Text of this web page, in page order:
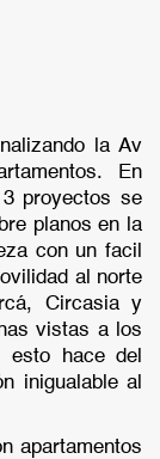
la Av
En
proyectos se
planos en la
con un facil
al norte
Circasia y
vistas a los
esto hace del
inigualable al
apartamentos